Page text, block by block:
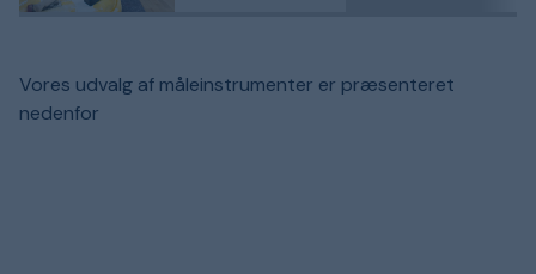
Vores udvalg af måleinstrumenter er præsenteret
nedenfor